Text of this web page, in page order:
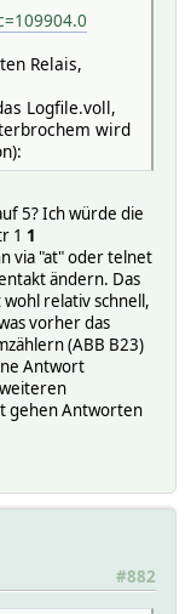
Relais,
Logfile.voll,
wird
5? Ich würde die
1 1
via "at" oder telnet
ändern. Das
relativ schnell,
vorher das
(ABB B23)
Antwort
gehen Antworten
#882